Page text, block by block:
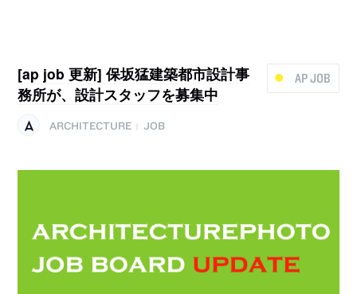
AP JOB
[ap job 更新] 保坂猛建築都市設計事
務所が、設計スタッフを募集中
ARCHITECTURE JOB